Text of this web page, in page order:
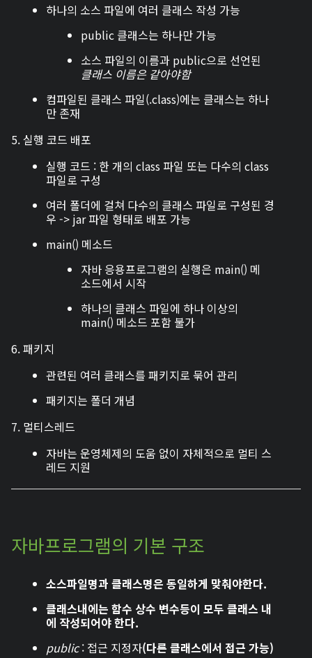
하나의 소스 파일에 여러 클래스 작성 가능
public 클래스는 하나만 가능
소스 파일의 이름과 public으로 선언된
클래스 이름은 같아야함
컴파일된 클래스 파일(.class)에는 클래스는 하나
만 존재
5. 실행 코드 배포
실행 코드 : 한 개의 class 파일 또는 다수의 class
파일로 구성
여러 폴더에 걸쳐 다수의 클래스 파일로 구성된 경
우 -> jar 파일 형태로 배포 가능
main() 메소드
자바 응용프로그램의 실행은 main() 메
소드에서 시작
하나의 클래스 파일에 하나 이상의
main() 메소드 포함 불가
6. 패키지
관련된 여러 클래스를 패키지로 묶어 관리
패키지는 폴더 개념
7. 멀티스레드
자바는 운영체제의 도움 없이 자체적으로 멀티 스
레드 지원
자바프로그램의 기본 구조
소스파일명과 클래스명은 동일하게 맞춰야한다.
클래스내에는 함수 상수 변수등이 모두 클래스 내
에 작성되어야 한다.
public: 접근 지정자(다른 클래스에서 접근 가능)